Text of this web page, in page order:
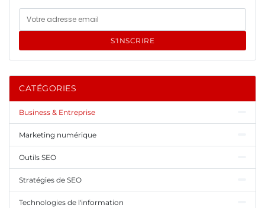
S'INSCRIRE
CATÉGORIES
Business & Entreprise
Marketing numérique
Outils SEO
Stratégies de SEO
Technologies de l'information